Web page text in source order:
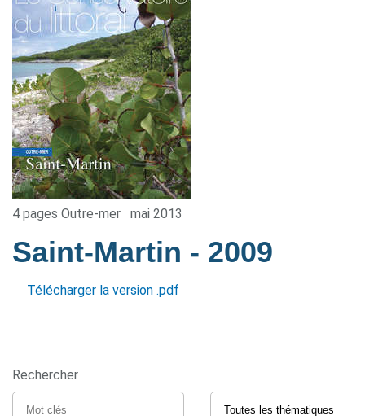
4 pages Outre-mer mai 2013
Saint-Martin - 2009
Télécharger la version .pdf
Rechercher